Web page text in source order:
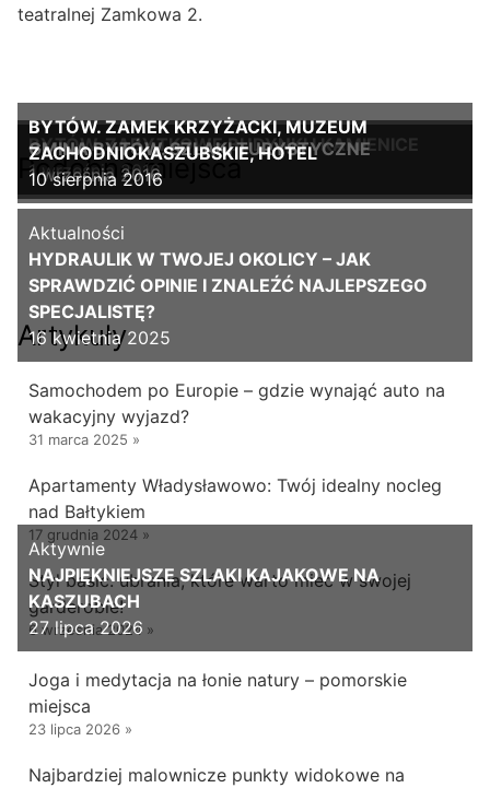
teatralnej Zamkowa 2.
Podobne miejsca
BYTÓW. ZABYTKOWE BUDYNKI I KAMIENICE
1 września 2016
GMINA BYTÓW. SZLAKI TURYSTYCZNE
1 września 2016
BYTÓW. ZAMEK KRZYŻACKI, MUZEUM
ZACHODNIOKASZUBSKIE, HOTEL
10 sierpnia 2016
Artykuły
Aktualności
HYDRAULIK W TWOJEJ OKOLICY – JAK
SPRAWDZIĆ OPINIE I ZNALEŹĆ NAJLEPSZEGO
SPECJALISTĘ?
16 kwietnia 2025
Samochodem po Europie – gdzie wynająć auto na
wakacyjny wyjazd?
31 marca 2025 »
Apartamenty Władysławowo: Twój idealny nocleg
nad Bałtykiem
17 grudnia 2024 »
Styl basic: ubrania, które warto mieć w swojej
garderobie!
6 września 2024 »
Aktywnie
NAJPIĘKNIEJSZE SZLAKI KAJAKOWE NA
KASZUBACH
27 lipca 2026
Joga i medytacja na łonie natury – pomorskie
miejsca
23 lipca 2026 »
Najbardziej malownicze punkty widokowe na